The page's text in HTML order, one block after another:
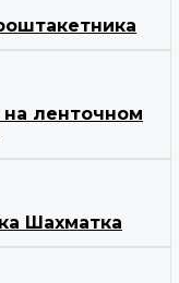
ленточном
Шахматка